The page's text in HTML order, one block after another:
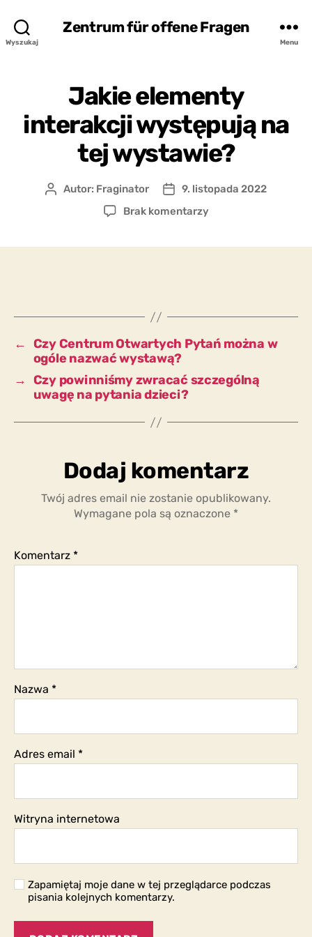
Wyszukaj
Zentrum für offene Fragen
Menu
Jakie elementy
interakcji występują na
tej wystawie?
AutorAutor: Fraginator
Data
wpisu
9. listopada 2022
Brak komentarzydo
wystawie?
← Czy Centrum Otwartych Pytań można w
ogóle nazwać wystawą?
→ Czy powinniśmy zwracać szczególną
uwagę na pytania dzieci?
Dodaj komentarz
Twój adres email nie zostanie opublikowany.
Wymagane pola są oznaczone *
Komentarz *
Nazwa *
Adres email *
Witryna internetowa
Zapamiętaj moje dane w tej przeglądarce podczas
pisania kolejnych komentarzy.